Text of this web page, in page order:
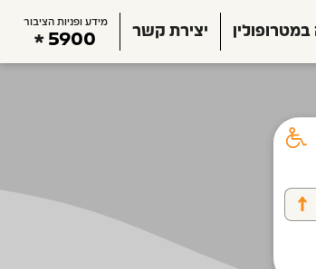
יצירת קשר
מידע ופניות הציבור
5900